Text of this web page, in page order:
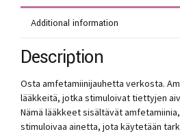
Additional information
Description
Osta amfetamiinijauhetta verkosta.
lääkkeitä, jotka stimuloivat tiettyjen
Nämä lääkkeet sisältävät
stimuloivaa ainetta, jota käytetään